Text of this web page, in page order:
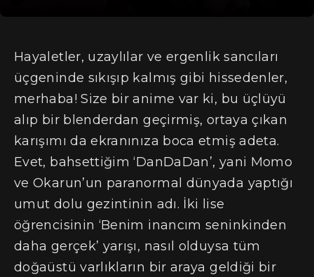
Hayaletler, uzaylılar ve ergenlik sancıları
üçgeninde sıkışıp kalmış gibi hissedenler,
merhaba! Size bir anime var ki, bu üçlüyü
alıp bir blenderdan geçirmiş, ortaya çıkan
karışımı da ekranınıza boca etmiş adeta.
Evet, bahsettiğim ‘DanDaDan’, yani Momo
ve Okarun’un paranormal dünyada yaptığı
umut dolu gezintinin adı. İki lise
öğrencisinin ‘Benim inancım seninkinden
daha gerçek’ yarışı, nasıl olduysa tüm
doğaüstü varlıkların bir araya geldiği bir